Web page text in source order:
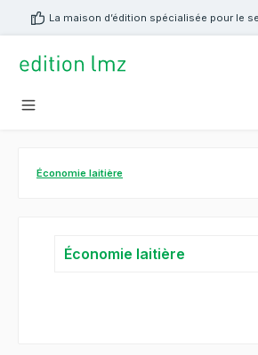
principal
La maison d’édition spécialisée pour le
Économie laitière
Économie laitière